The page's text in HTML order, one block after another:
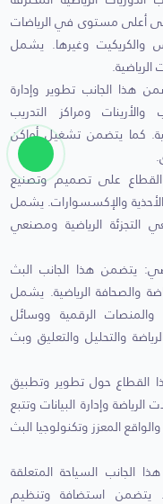
أعلى مستوى في الرياضات
والكريكيت وغيرها. يشمل
هذا الجانب تطوير وإدارة
والأرينات ومراكز التدريب
كما يتضمن تشغيل أماكن
على تصميم وتصنيع
والإكسسوارات. يشمل
التجزئة الرياضية ومصنعي
يتضمن هذا الجانب البث
والصحافة الرياضية. يشمل
الرقمية ووسائل
والتحليل والتعليق وبث
هذا القطاع حول تطوير وتطبيق
وإدارة البيانات وتتبع
المعزز وتكنولوجيا البث
الجانب السياحة المتعلقة
يتضمن استضافة وتنظيم